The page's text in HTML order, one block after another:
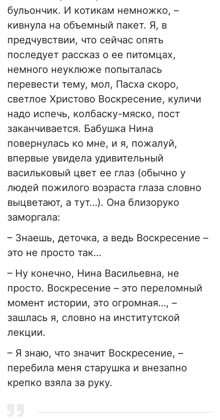
бульончик. И котикам немножко, –
кивнула на объемный пакет. Я, в
предчувствии, что сейчас опять
последует рассказ о ее питомцах,
немного неуклюже попыталась
перевести тему, мол, Пасха скоро,
светлое Христово Воскресение, куличи
надо испечь, колбаску-мяско, пост
заканчивается. Бабушка Нина
повернулась ко мне, и я, пожалуй,
впервые увидела удивительный
васильковый цвет ее глаз (обычно у
людей пожилого возраста глаза словно
выцветают, а тут…). Она близоруко
заморгала:
– Знаешь, деточка, а ведь Воскресение –
это не просто так…
– Ну конечно, Нина Васильевна, не
просто. Воскресение – это переломный
момент истории, это огромная…, –
зашлась я, словно на институтской
лекции.
– Я знаю, что значит Воскресение, –
перебила меня старушка и внезапно
крепко взяла за руку.